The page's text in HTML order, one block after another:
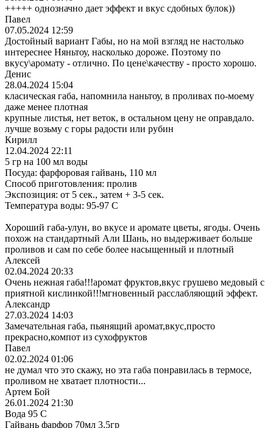
+++++ однозначно дает эффект и вкус сдобных булок))
Павел
07.05.2024 12:59
Достойный вариант Габы, но на мой взгляд не настолько
интереснее Няньтоу, насколько дороже. Поэтому по
вкусу\аромату - отлично. По цене\качеству - просто хорошо.
Денис
28.04.2024 15:04
класическая габа, напомнила наньтоу, в проливах по-моему
даже менее плотная
крупные листья, нет веток, в остальном цену не оправдало.
лучше возьму с горы радости или рубин
Кирилл
12.04.2024 22:11
5 гр на 100 мл воды
Посуда: фарфоровая гайвань, 110 мл
Способ приготовления: пролив
Экспозиция: от 5 сек., затем + 3-5 сек.
Температура воды: 95-97 C
Хороший габа-улун, во вкусе и аромате цветы, ягоды. Очень
похож на стандартный Али Шань, но выдерживает больше
проливов и сам по себе более насыщенный и плотный
Алексей
02.04.2024 20:33
Очень нежная габа!!!аромат фруктов,вкус грушево медовый с
приятной кислинкой!!!мгновенный расслабляющий эффект.
Александр
27.03.2024 14:03
Замечательная габа, пьянящий аромат,вкус,просто
прекрасно,компот из сухофруктов
Павел
02.02.2024 01:06
не думал что это скажу, но эта габа понравилась в термосе,
проливом не хватает плотности...
Артем Бой
26.01.2024 21:30
Вода 95 С
Гайвань фарфор 70мл 3,5гр